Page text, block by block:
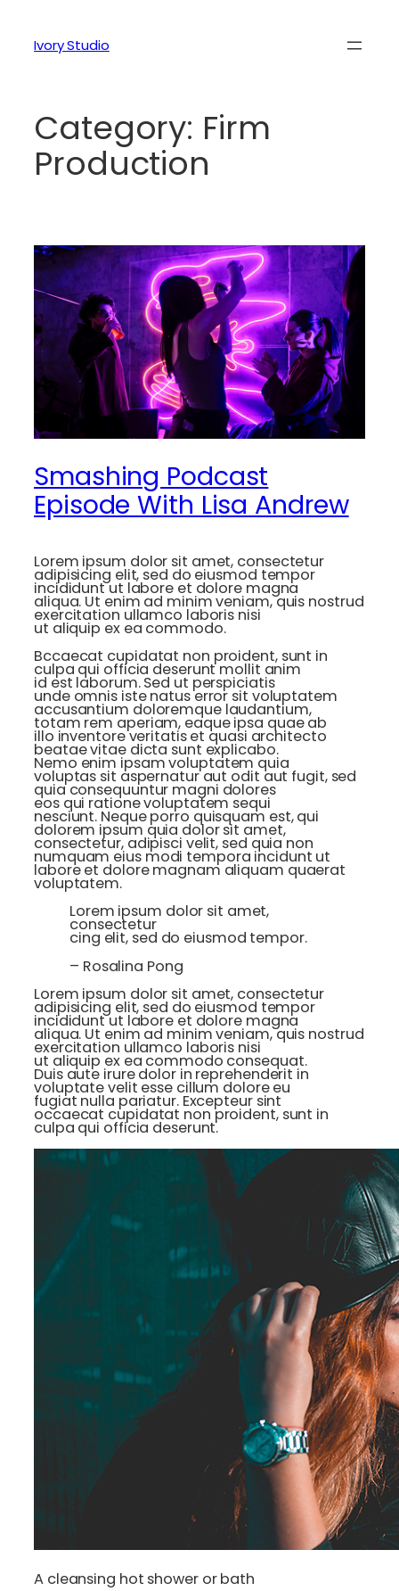
Ivory Studio
Category: Firm
Production
Smashing Podcast
Episode With Lisa Andrew
Lorem ipsum dolor sit amet, consectetur
adipisicing elit, sed do eiusmod tempor
incididunt ut labore et dolore magna
aliqua. Ut enim ad minim veniam, quis nostrud
exercitation ullamco laboris nisi
ut aliquip ex ea commodo.
Bccaecat cupidatat non proident, sunt in
culpa qui officia deserunt mollit anim
id est laborum. Sed ut perspiciatis
unde omnis iste natus error sit voluptatem
accusantium doloremque laudantium,
totam rem aperiam, eaque ipsa quae ab
illo inventore veritatis et quasi architecto
beatae vitae dicta sunt explicabo.
Nemo enim ipsam voluptatem quia
voluptas sit aspernatur aut odit aut fugit, sed
quia consequuntur magni dolores
eos qui ratione voluptatem sequi
nesciunt. Neque porro quisquam est, qui
dolorem ipsum quia dolor sit amet,
consectetur, adipisci velit, sed quia non
numquam eius modi tempora incidunt ut
labore et dolore magnam aliquam quaerat
voluptatem.
Lorem ipsum dolor sit amet,
consectetur
cing elit, sed do eiusmod tempor.
– Rosalina Pong
Lorem ipsum dolor sit amet, consectetur
adipisicing elit, sed do eiusmod tempor
incididunt ut labore et dolore magna
aliqua. Ut enim ad minim veniam, quis nostrud
exercitation ullamco laboris nisi
ut aliquip ex ea commodo consequat.
Duis aute irure dolor in reprehenderit in
voluptate velit esse cillum dolore eu
fugiat nulla pariatur. Excepteur sint
occaecat cupidatat non proident, sunt in
culpa qui officia deserunt.
A cleansing hot shower or bath